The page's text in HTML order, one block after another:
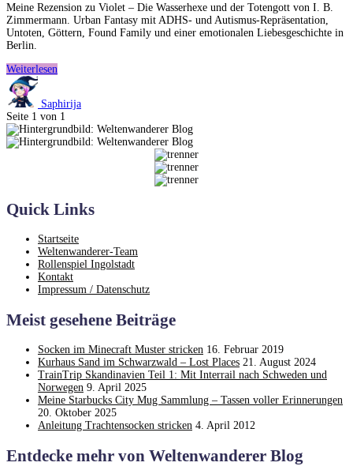
Meine Rezension zu Violet – Die Wasserhexe und der Totengott von I. B.
Zimmermann. Urban Fantasy mit ADHS- und Autismus-Repräsentation,
Untoten, Göttern, Found Family und einer emotionalen Liebesgeschichte in
Berlin.
Weiterlesen
Wasserhexe
und
der
Totengott
–
Saphirija
Seite 1 von 1
Quick Links
Startseite
Weltenwanderer-Team
Rollenspiel Ingolstadt
Kontakt
Impressum / Datenschutz
Meist gesehene Beiträge
Socken im Minecraft Muster stricken 16. Februar 2019
Kurhaus Sand im Schwarzwald – Lost Places 21. August 2024
TrainTrip Skandinavien Teil 1: Mit Interrail nach Schweden und
Norwegen 9. April 2025
Meine Starbucks City Mug Sammlung – Tassen voller Erinnerungen
20. Oktober 2025
Anleitung Trachtensocken stricken 4. April 2012
Entdecke mehr von Weltenwanderer Blog